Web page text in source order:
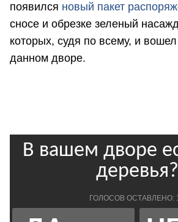
появился новый пакет
сносе и обрезке зеленый
которых, судя по всему, и
данном дворе.